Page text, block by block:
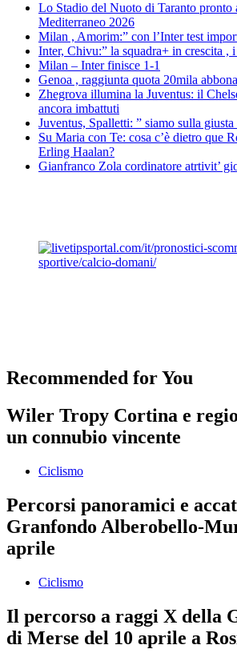
Lo Stadio del Nuoto di Taranto pronto
Mediterraneo 2026
Milan , Amorim:” con l’Inter test
Inter, Chivu:” la squadra+ in crescita ,
Milan – Inter finisce 1-1
Genoa , raggiunta quota 20mila
Zhegrova illumina la Juventus: il
ancora imbattuti
Juventus, Spalletti: ” siamo sulla giusta
Su Maria con Te: cosa c’è dietro que
Erling Haalan?
Gianfranco Zola cordinatore atrtivit’
Recommended for You
Wiler Tropy Cortina e
un connubio vincente
Ciclismo
Percorsi panoramici e
Granfondo Alberobello-
aprile
Ciclismo
Il percorso a raggi X della
di Merse del 10 aprile a